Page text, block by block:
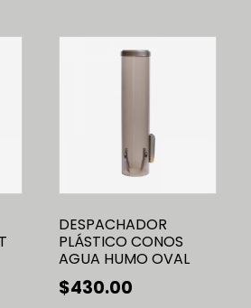
DESPACHADOR
PLÁSTICO CONOS
AGUA HUMO OVAL
$430.00